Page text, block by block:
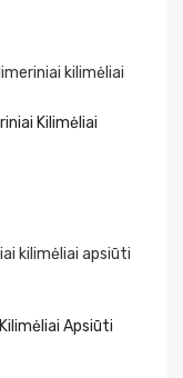
Kilimėliai
Apsiūti